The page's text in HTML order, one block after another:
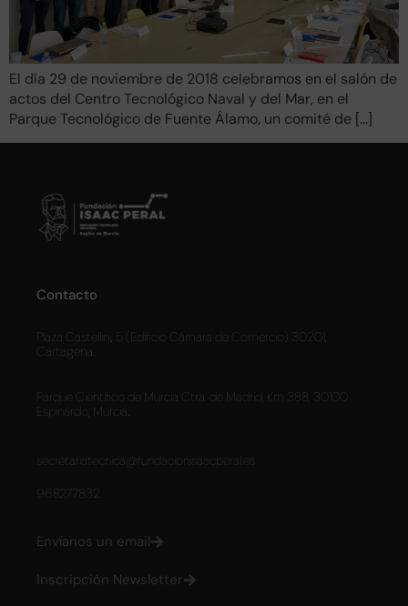
El día 29 de noviembre de 2018 celebramos en el salón de
actos del Centro Tecnológico Naval y del Mar, en el
Parque Tecnológico de Fuente Álamo, un comité de […]
Contacto
Plaza Castellini, 5 (Edificio Cámara de Comercio) 30201,
Cartagena.
Parque Científico de Murcia Ctra. de Madrid, Km 388, 30100
Espinardo, Murcia.
secretariatecnica@fundacionisaacperal.es
968277832
Envíanos un email
Inscripción Newsletter